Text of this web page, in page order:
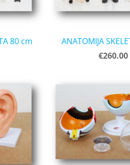
80 cm
ANATOMIJA
€260.00